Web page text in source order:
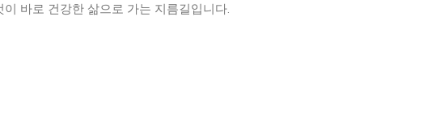
바로 건강한 삶으로 가는 지름길입니다.